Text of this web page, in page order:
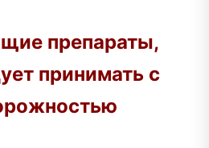
препараты,
принимать с